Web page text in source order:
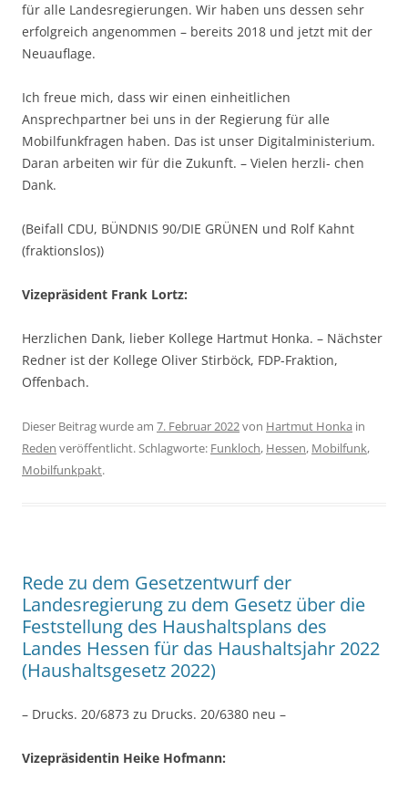
für alle Landesregierungen. Wir haben uns dessen sehr
erfolgreich angenommen – bereits 2018 und jetzt mit der
Neuauflage.
Ich freue mich, dass wir einen einheitlichen
Ansprechpartner bei uns in der Regierung für alle
Mobilfunkfragen haben. Das ist unser Digitalministerium.
Daran arbeiten wir für die Zukunft. – Vielen herzli- chen
Dank.
(Beifall CDU, BÜNDNIS 90/DIE GRÜNEN und Rolf Kahnt
(fraktionslos))
Vizepräsident Frank Lortz:
Herzlichen Dank, lieber Kollege Hartmut Honka. – Nächster
Redner ist der Kollege Oliver Stirböck, FDP-Fraktion,
Offenbach.
Dieser Beitrag wurde am 7. Februar 2022von Hartmut Honka in
Reden veröffentlicht. Schlagworte: Funkloch, Hessen, Mobilfunk,
Mobilfunkpakt.
Rede zu dem Gesetzentwurf der
Landesregierung zu dem Gesetz über die
Feststellung des Haushaltsplans des
Landes Hessen für das Haushaltsjahr 2022
(Haushaltsgesetz 2022)
– Drucks. 20/6873 zu Drucks. 20/6380 neu –
Vizepräsidentin Heike Hofmann: